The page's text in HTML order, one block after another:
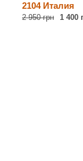
2104 Италия
2 950 грн 1 400